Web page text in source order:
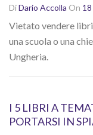
DiDario Accolla On
Vietato vendere
una scuola o una
Ungheria.
I 5 LIBRI A
PORTARSI IN